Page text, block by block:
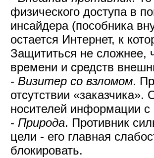
физического доступа в
инсайдера (пособника
остается Интернет, к
Защититься не сложнее,
времени и средств
- Визитер со взломом.
отсутствии
носителей информации
- Природа. Противник
цели - его главная
блокировать.